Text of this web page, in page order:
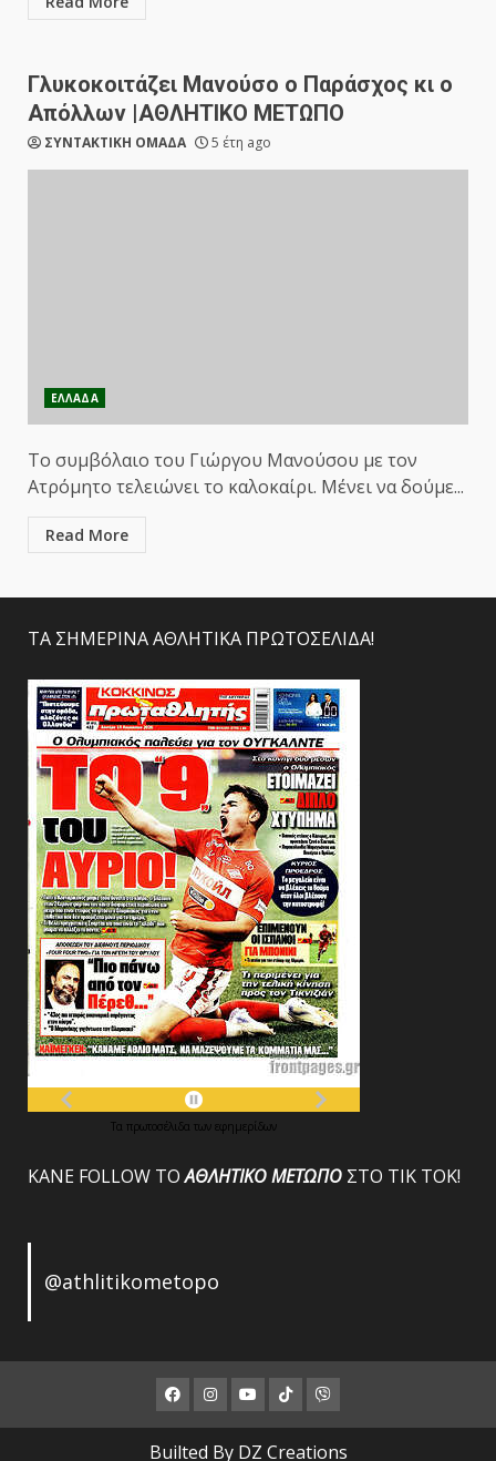
Γλυκοκοιτάζει Μανούσο ο Παράσχος κι ο
Απόλλων |ΑΘΛΗΤΙΚΟ ΜΕΤΩΠΟ
ΣΥΝΤΑΚΤΙΚΗ ΟΜΑΔΑ 5 έτη ago
ΕΛΛΑΔΑ
Το συμβόλαιο του Γιώργου Μανούσου με τον
Ατρόμητο τελειώνει το καλοκαίρι. Μένει να δούμε...
Read More
ΤΑ ΣΗΜΕΡΙΝΑ ΑΘΛΗΤΙΚΑ ΠΡΩΤΟΣΕΛΙΔΑ!
Τα πρωτοσέλιδα των εφημερίδων
ΚΑΝΕ FOLLOW ΤΟΑΘΛΗΤΙΚΟΜΕΤΩΠΟ ΣΤΟ ΤΙΚ ΤΟΚ!
@athlitikometopo
Facebook
Instagram
Youtube
ΤΙΚ
ΤΟΚ
Viber
Builted By DZ Creations